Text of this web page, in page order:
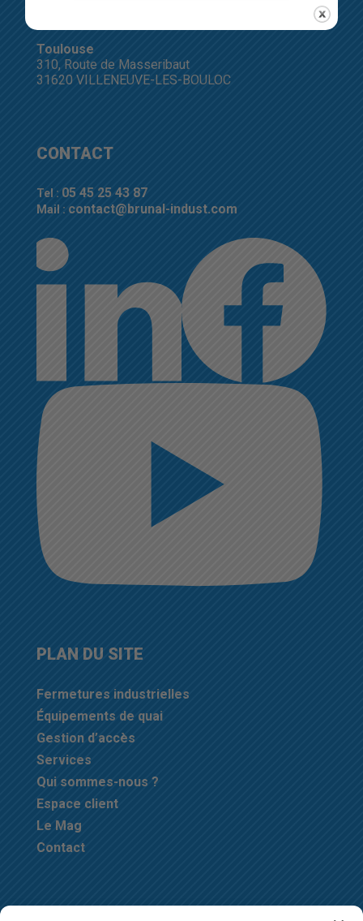
Toulouse
310, Route de Masseribaut
31620 VILLENEUVE-LES-BOULOC
CONTACT
Tel : 05 45 25 43 87
Mail : contact@brunal-indust.com
PLAN DU SITE
Fermetures industrielles
Équipements de quai
Gestion d’accès
Services
Qui sommes-nous ?
Espace client
Le Mag
Contact